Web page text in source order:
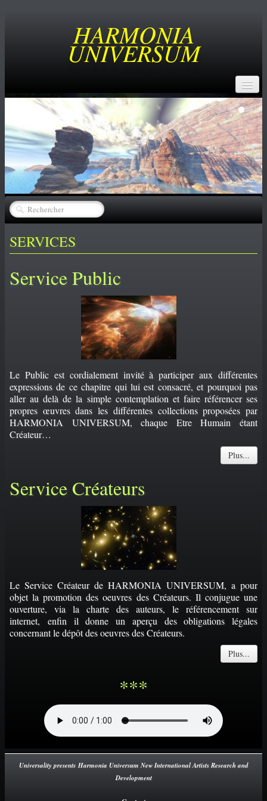
HARMONIA
UNIVERSUM
ACCUEIL
BUT
SERVICES
CREATEURS▼
CATALOGUE
PORTFOLIO
CONTACT
SERVICES
Service Public
Le Public est cordialement invité à participer aux différentes
expressions de ce chapitre qui lui est consacré, et pourquoi pas
aller au delà de la simple contemplation et faire référencer ses
propres œuvres dans les différentes collections proposées par
HARMONIA UNIVERSUM, chaque Etre Humain étant
Créateur…
Plus...
Service Créateurs
Le Service Créateur de HARMONIA UNIVERSUM, a pour
objet la promotion des oeuvres des Créateurs. Il conjugue une
ouverture, via la charte des auteurs, le référencement sur
internet, enfin il donne un aperçu des obligations légales
concernant le dépôt des oeuvres des Créateurs.
Plus...
***
Universality presents Harmonia Universum New International Artists Research and
Development